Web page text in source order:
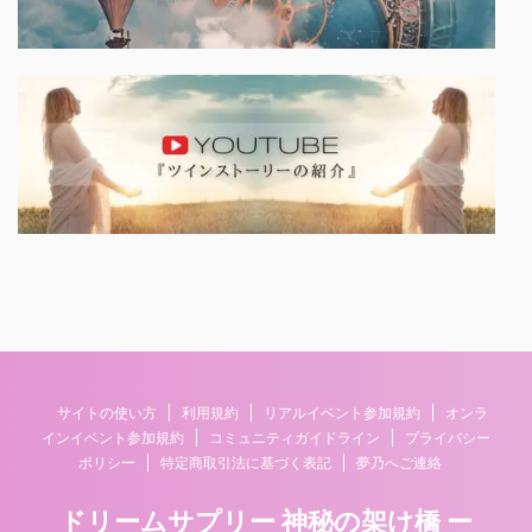
サイトの使い方 利用規約 リアルイベント参加規約
オンラ
インイベント参加規約
コミュニティガイドライン
プライバシー
ポリシー
特定商取引法に基づく表記 夢乃へご連絡
ドリームサプリー 神秘の架け橋 ー